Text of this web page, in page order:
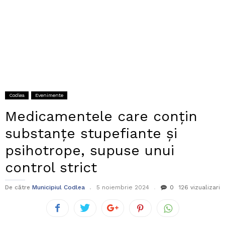
Codlea Evenimente
Medicamentele care conţin
substanţe stupefiante şi
psihotrope, supuse unui
control strict
De către Municipiul Codlea 5 noiembrie 2024 0 126 vizualizari